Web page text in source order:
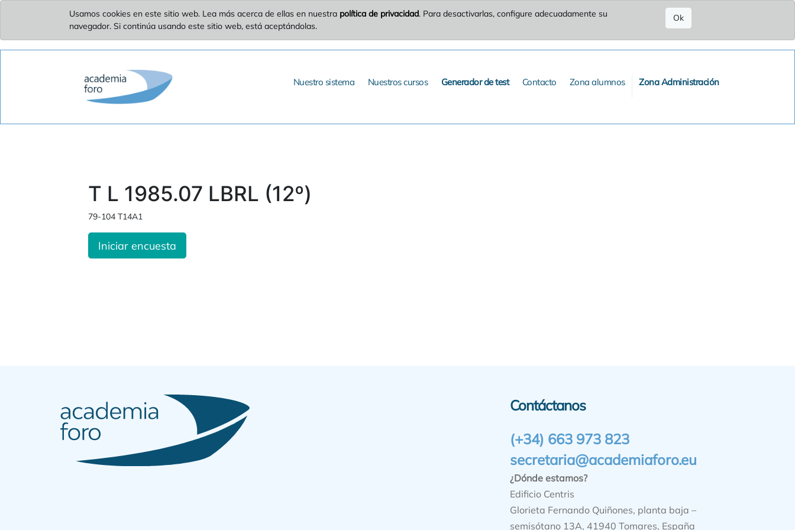
Usamos cookies en este sitio web. Lea más acerca de ellas en nuestra política de privacidad. Para desactivarlas, configure adecuadamente su
navegador. Si continúa usando este sitio web, está aceptándolas.
Ok
Nuestro sistema Nuestros cursos Generador de test Contacto Zona alumnos Zona Administración
T L 1985.07 LBRL (12º)
79-104 T14A1
Iniciar encuesta
Contáctanos
(+34) 663 973 823
secretaria@academiaforo.eu
¿Dónde estamos?
Edificio Centris
Glorieta Fernando Quiñones, planta baja –
semisótano 13A, 41940 Tomares, España